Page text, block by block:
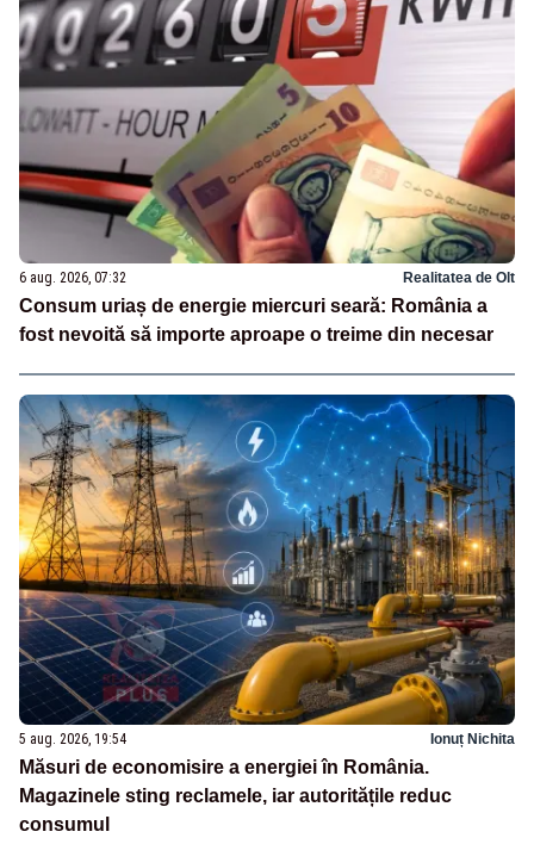
6 aug. 2026, 07:32 Realitatea de Olt
Consum uriaș de energie miercuri seară: România a
fost nevoită să importe aproape o treime din necesar
5 aug. 2026, 19:54 Ionuț Nichita
Măsuri de economisire a energiei în România.
Magazinele sting reclamele, iar autoritățile reduc
consumul